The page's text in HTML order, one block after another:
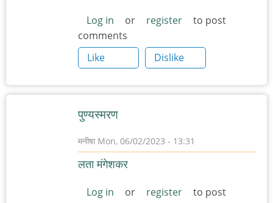
Log in or register
to post
comments
Like
Dislike
पुण्यस्मरण
मनीषा Mon, 06/02/2023 - 13:31
लता मंगेशकर
Log in or register
to post